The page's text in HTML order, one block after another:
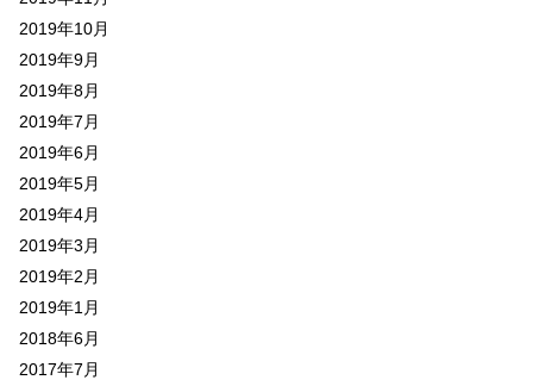
2019年10月
2019年9月
2019年8月
2019年7月
2019年6月
2019年5月
2019年4月
2019年3月
2019年2月
2019年1月
2018年6月
2017年7月